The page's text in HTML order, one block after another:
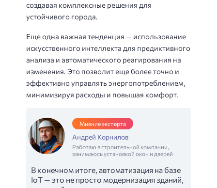
создавая комплексные решения для
устойчивого города.
Еще одна важная тенденция — использование
искусственного интеллекта для предиктивного
анализа и автоматического реагирования на
изменения. Это позволит еще более точно и
эффективно управлять энергопотреблением,
минимизируя расходы и повышая комфорт.
Мнение эксперта
Андрей Корнилов
Работаю в строительной компании,
занимаюсь установкой окон и дверей
В конечном итоге, автоматизация на базе
IoT — это не просто модернизация зданий,